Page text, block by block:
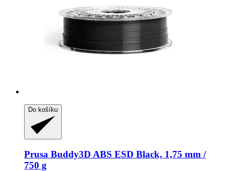
Do košíku
Prusa Buddy3D ABS ESD Black, 1,75 mm /
750 g